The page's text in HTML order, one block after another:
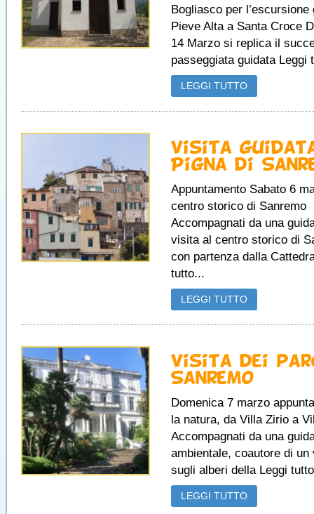
Bogliasco per l’escursione
Pieve Alta a Santa Croce
14 Marzo si replica il
passeggiata guidata Leggi
LEGGI TUTTO
Visita
Pigna di
Appuntamento Sabato 6
centro storico di Sanremo
Accompagnati da una
visita al centro storico di
con partenza dalla
tutto...
LEGGI TUTTO
Visita dei
Sanremo
Domenica 7 marzo
la natura, da Villa Zirio a
Accompagnati da una
ambientale, coautore di un
sugli alberi della Leggi
LEGGI TUTTO